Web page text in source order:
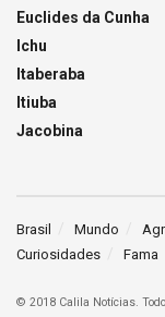
Euclides da Cunha
Ichu
Itaberaba
Itiuba
Jacobina
Brasil Mundo
Curiosidades
Fama
© 2018 Calila Notícias.